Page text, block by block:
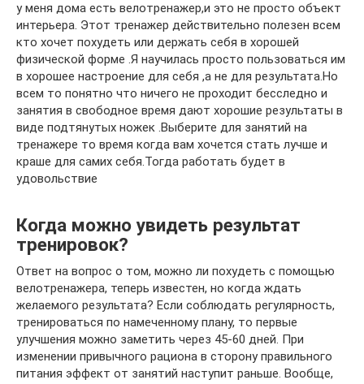
у меня дома есть велотренажер,и это не просто объект
интерьера. Этот тренажер действительно полезен всем
кто хочет похудеть или держать себя в хорошей
физической форме .Я научилась просто пользоваться им
в хорошее настроение для себя ,а не для результата.Но
всем то понятно что ничего не проходит бесследно и
занятия в свободное время дают хорошие результаты в
виде подтянутых ножек .Выберите для занятий на
тренажере то время когда вам хочется стать лучше и
краше для самих себя.Тогда работать будет в
удовольствие
Когда можно увидеть результат
тренировок?
Ответ на вопрос о том, можно ли похудеть с помощью
велотренажера, теперь известен, но когда ждать
желаемого результата? Если соблюдать регулярность,
тренироваться по намеченному плану, то первые
улучшения можно заметить через 45-60 дней. При
изменении привычного рациона в сторону правильного
питания эффект от занятий наступит раньше. Вообще,